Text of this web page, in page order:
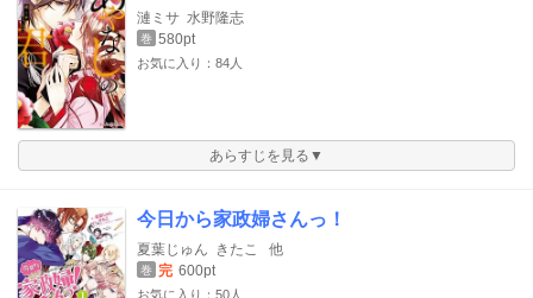
漣ミサ 水野隆志
巻 580pt
お気に入り：84人
あらすじを見る▼
今日から家政婦さんっ！
夏葉じゅん きたこ 他
巻 完 600pt
お気に入り：50人